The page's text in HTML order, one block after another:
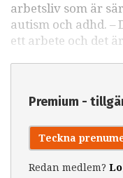
arbetsliv som är
autism och adhd. –
ett arbete och det
Premium -
Teckna
Redan medlem?